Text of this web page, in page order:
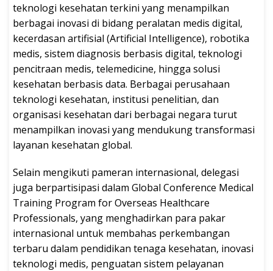
teknologi kesehatan terkini yang menampilkan
berbagai inovasi di bidang peralatan medis digital,
kecerdasan artifisial (Artificial Intelligence), robotika
medis, sistem diagnosis berbasis digital, teknologi
pencitraan medis, telemedicine, hingga solusi
kesehatan berbasis data. Berbagai perusahaan
teknologi kesehatan, institusi penelitian, dan
organisasi kesehatan dari berbagai negara turut
menampilkan inovasi yang mendukung transformasi
layanan kesehatan global.
Selain mengikuti pameran internasional, delegasi
juga berpartisipasi dalam Global Conference Medical
Training Program for Overseas Healthcare
Professionals, yang menghadirkan para pakar
internasional untuk membahas perkembangan
terbaru dalam pendidikan tenaga kesehatan, inovasi
teknologi medis, penguatan sistem pelayanan